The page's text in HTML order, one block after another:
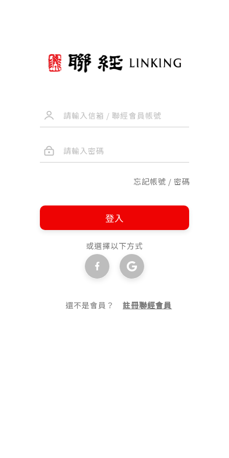
忘記帳號 / 密碼
登入
或選擇以下方式
還不是會員？註冊聯經會員